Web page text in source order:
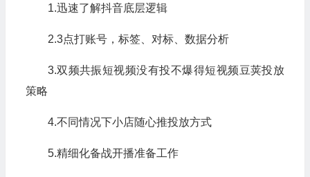
1.迅速了解抖音底层逻辑
2.3点打账号，标签、对标、数据分析
3.双频共振短视频没有投不爆得短视频豆荚投放
策略
4.不同情况下小店随心推投放方式
5.精细化备战开播准备工作